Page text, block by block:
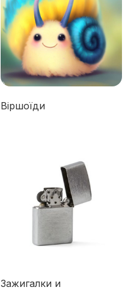
Віршоїди
Зажигалки и